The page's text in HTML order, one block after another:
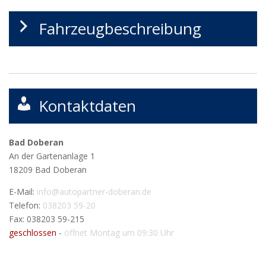
Fahrzeugbeschreibung
Kontaktdaten
Bad Doberan
An der Gartenanlage 1
18209 Bad Doberan
E-Mail: info@autopartner-doberan.de
Telefon: 038203 59-20
Fax: 038203 59-215
geschlossen - öffnet Montag um 09:30 Uhr